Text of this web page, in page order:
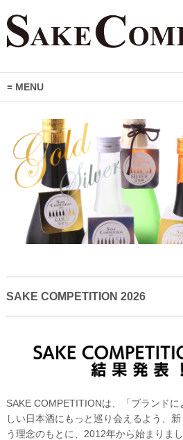
MENU
SAKE COMPETITION 2026
SAKE COMPETITIONは、「ブランド
しい日本酒にもっと巡り会えるよう、
う理念のもとに、2012年から始まりま